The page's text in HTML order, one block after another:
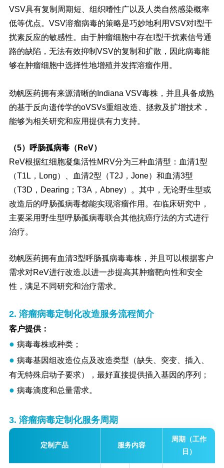
VSV具有复制周期短、组织嗜性广以及人类自然感染概率
低等优点。VSV溶瘤病毒的策略是巧妙地利用VSV对Ⅰ型干
扰素反应的敏感性。由于肿瘤细胞中存在Ⅰ型干扰素信号通
路的缺陷，无法有效抑制VSV的复制和扩散，因此病毒能
够在肿瘤细胞中选择性地增殖并发挥溶瘤作用。
劲帆医药拥有来源清晰的Indiana VSV毒株，并且具备成熟
的基于反向遗传学的oVSVs重组改造、拯救及扩增技术，
能够为相关研究和应用提供有力支持。
（5）呼肠孤病毒（ReV）
ReV根据红细胞凝集活性MRV分为三种血清型：血清1型
（T1L，Long）、血清2型（T2J，Jone）和血清3型
（T3D，Dearing；T3A，Abney）。其中，无论野生型或
改造后的呼肠孤病毒都能实现溶瘤作用。在临床研究中，
主要采用野生型呼肠孤病毒联合其他抗癌疗法的方式进行
治疗。
劲帆医药拥有血清3型呼肠孤病毒毒株，并且可以根据客户
需求对ReV进行改造,以进一步提高其肿瘤靶向性和安全
性，满足不同研究和治疗需求。
2. 溶瘤病毒定制化改造服务流程简介
客户提供：
● 病毒毒株或种类；
● 病毒基因组改造位点及改造类型（缺失、突变、插入、
有无特殊启动子要求），最好直接提供插入基因的序列；
● 病毒滴度和总量需求。
3. 溶瘤病毒定制化服务周期
定制产品 服务内容
周期（工作
日 ）